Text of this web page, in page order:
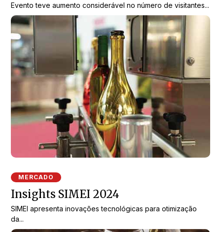
Evento teve aumento considerável no número de visitantes...
MERCADO
Insights SIMEI 2024
SIMEI apresenta inovações tecnológicas para otimização
da...